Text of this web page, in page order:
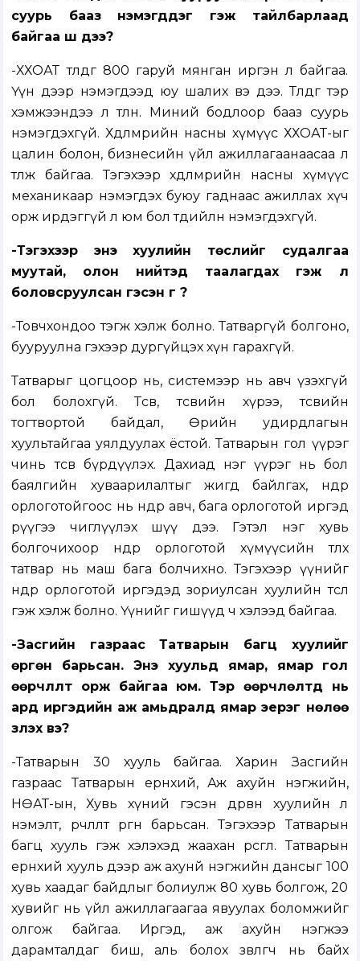
суурь бааз нэмэгддэг гэж тайлбарлаад
байгаа шүү дээ?
-ХХОАТ төлдөг 800 гаруй мянган иргэн л байгаа.
Үүн дээр нэмэгдээд юу шалих вэ дээ. Төлдөг тэр
хэмжээндээ л төлнө. Миний бодлоор бааз суурь
нэмэгдэхгүй. Хөдөлмөрийн насны хүмүүс ХХОАТ-ыг
цалин болон, бизнесийн үйл ажиллагаанаасаа л
төлж байгаа. Тэгэхээр хөдөлмөрийн насны хүмүүс
механикаар нэмэгдэх буюу гаднаас ажиллах хүч
орж ирдэггүй л юм бол төдийлөн нэмэгдэхгүй.
-Тэгэхээр энэ хуулийн төслийг судалгаа
муутай, олон нийтэд таалагдах гэж л
боловсруулсан гэсэн үг үү?
-Товчхондоо тэгж хэлж болно. Татваргүй болгоно,
бууруулна гэхээр дургүйцэх хүн гарахгүй.
Татварыг цогцоор нь, системээр нь авч үзэхгүй
бол болохгүй. Төсөв, төсвийн хүрээ, төсвийн
тогтвортой байдал, Өрийн удирдлагын
хуультайгаа уялдуулах ёстой. Татварын гол үүрэг
чинь төсөв бүрдүүлэх. Дахиад нэг үүрэг нь бол
баялгийн хуваарилалтыг жигд байлгах, өндөр
орлоготойгоос нь өндөр авч, бага орлоготой иргэд
рүүгээ чиглүүлэх шүү дээ. Гэтэл нэг хувь
болгочихоор өндөр орлоготой хүмүүсийн төлөх
татвар нь маш бага болчихно. Тэгэхээр үүнийг
өндөр орлоготой иргэдэд зориулсан хуулийн төсөл
гэж хэлж болно. Үүнийг гишүүд ч хэлээд байгаа.
-Засгийн газраас Татварын багц хуулийг
өргөн барьсан. Энэ хуульд ямар, ямар гол
өөрчлүүлт орж байгаа юм. Тэр өөрчлөлтүүд нь
ард иргэдийн аж амьдралд ямар эерэг нөлөө
үзүүлэх вэ?
-Татварын 30 хууль байгаа. Харин Засгийн
газраас Татварын ерөнхий, Аж ахуйн нэгжийн,
НӨАТ-ын, Хувь хүний гэсэн дөрвөн хуулийн л
нэмэлт, өөрчлөлт өргөн барьсан. Тэгэхээр Татварын
багц хууль гэж хэлэхэд жаахан өрөөсгөл. Татварын
ерөнхий хууль дээр аж ахунй нэгжийн дансыг 100
хувь хаадаг байдлыг болиулж 80 хувь болгож, 20
хувийг нь үйл ажиллагаагаа явуулах боломжийг
олгож байгаа. Иргэд, аж ахуйн нэгжээ
дарамталдаг биш, аль болох зөвлөгч нь байх